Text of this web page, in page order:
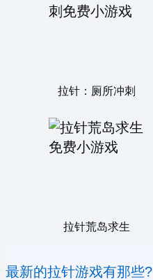
拉针：厕所冲刺
拉针荒岛求生
最新的拉针游戏有那些?